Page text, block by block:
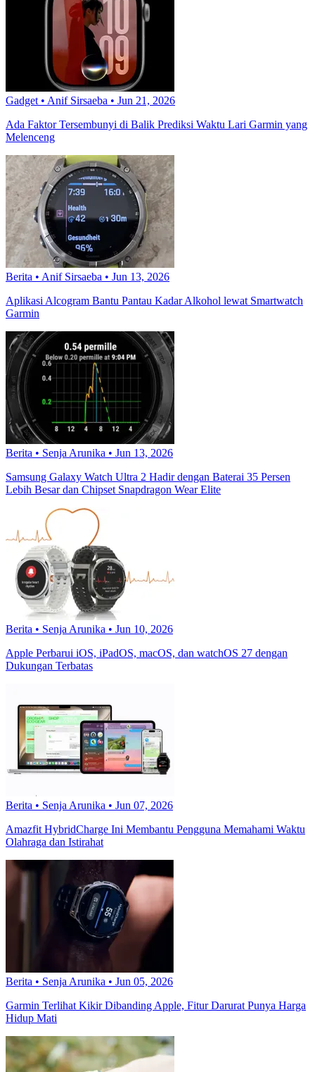
Gadget • Anif Sirsaeba • Jun 21, 2026
Ada Faktor Tersembunyi di Balik Prediksi Waktu Lari Garmin yang
Melenceng
Berita • Anif Sirsaeba • Jun 13, 2026
Aplikasi Alcogram Bantu Pantau Kadar Alkohol lewat Smartwatch
Garmin
Berita • Senja Arunika • Jun 13, 2026
Samsung Galaxy Watch Ultra 2 Hadir dengan Baterai 35 Persen
Lebih Besar dan Chipset Snapdragon Wear Elite
Berita • Senja Arunika • Jun 10, 2026
Apple Perbarui iOS, iPadOS, macOS, dan watchOS 27 dengan
Dukungan Terbatas
Berita • Senja Arunika • Jun 07, 2026
Amazfit HybridCharge Ini Membantu Pengguna Memahami Waktu
Olahraga dan Istirahat
Berita • Senja Arunika • Jun 05, 2026
Garmin Terlihat Kikir Dibanding Apple, Fitur Darurat Punya Harga
Hidup Mati